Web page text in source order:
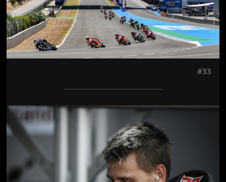
#33
Jön még kép!